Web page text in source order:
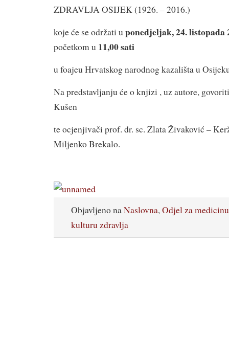
ZDRAVLJA OSIJEK (1926. – 2016.)
koje će se održati u ponedjeljak, 24. listopada
početkom u 11,00 sati
u foajeu Hrvatskog narodnog kazališta u
Na predstavljanju će o knjizi , uz autore,
Kušen
te ocjenjivači prof. dr. sc. Zlata Živaković –
Miljenko Brekalo.
Objavljeno naNaslovna,Odjel za
kulturu zdravlja